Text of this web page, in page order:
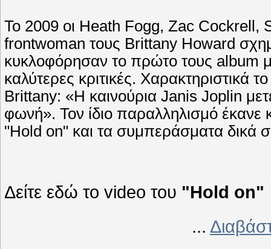
Το 2009 οι Ηeath Fogg, Zac Cockrell,
frontwoman τους Brittany Howard
κυκλοφόρησαν το πρώτο τους album
καλύτερες κριτικές. Χαρακτηριστικά
Brittany: «Η καινούρια Janis Joplin
φωνή». Τον ίδιο παραλληλισμό έκανε
"Hold on" και τα συμπεράσματα δικά
Δείτε εδώ το video του "Hold on"
...